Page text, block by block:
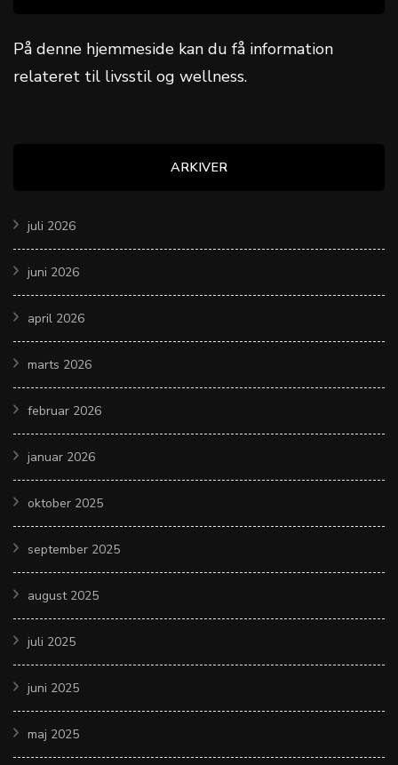
På denne hjemmeside kan du få information
relateret til livsstil og wellness.
ARKIVER
juli 2026
juni 2026
april 2026
marts 2026
februar 2026
januar 2026
oktober 2025
september 2025
august 2025
juli 2025
juni 2025
maj 2025